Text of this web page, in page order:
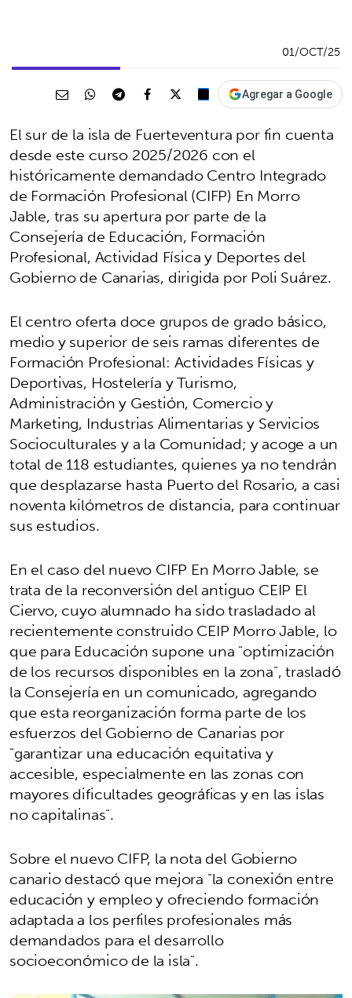
01/OCT/25
Agregar a Google
El sur de la isla de Fuerteventura por fin cuenta
desde este curso 2025/2026 con el
históricamente demandado Centro Integrado
de Formación Profesional (CIFP) En Morro
Jable, tras su apertura por parte de la
Consejería de Educación, Formación
Profesional, Actividad Física y Deportes del
Gobierno de Canarias, dirigida por Poli Suárez.
El centro oferta doce grupos de grado básico,
medio y superior de seis ramas diferentes de
Formación Profesional: Actividades Físicas y
Deportivas, Hostelería y Turismo,
Administración y Gestión, Comercio y
Marketing, Industrias Alimentarias y Servicios
Socioculturales y a la Comunidad; y acoge a un
total de 118 estudiantes, quienes ya no tendrán
que desplazarse hasta Puerto del Rosario, a casi
noventa kilómetros de distancia, para continuar
sus estudios.
En el caso del nuevo CIFP En Morro Jable, se
trata de la reconversión del antiguo CEIP El
Ciervo, cuyo alumnado ha sido trasladado al
recientemente construido CEIP Morro Jable, lo
que para Educación supone una "optimización
de los recursos disponibles en la zona", trasladó
la Consejería en un comunicado, agregando
que esta reorganización forma parte de los
esfuerzos del Gobierno de Canarias por
"garantizar una educación equitativa y
accesible, especialmente en las zonas con
mayores dificultades geográficas y en las islas
no capitalinas".
Sobre el nuevo CIFP, la nota del Gobierno
canario destacó que mejora "la conexión entre
educación y empleo y ofreciendo formación
adaptada a los perfiles profesionales más
demandados para el desarrollo
socioeconómico de la isla".